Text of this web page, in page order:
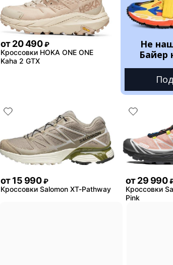
от20 490 ₽
Кроссовки HOKA ONE ONE
Kaha 2 GTX
Не
Байер
от15 990 ₽
Кроссовки Salomon XT-Pathway
от29 990
Кроссовки
Pink